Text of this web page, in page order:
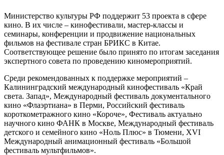
Министерство культуры РФ поддержит 53 проекта в сфере
кино. В их числе – кинофестивали, мастер-классы и
семинары, конференции и продвижение национальных
фильмов на фестивале стран БРИКС в Китае.
Соответствующее решение было принято по итогам заседания
экспертного совета по проведению киномероприятий.
Среди рекомендованных к поддержке мероприятий –
Калининградский международный кинофестиваль «Край
света. Запад», Международный фестиваль документального
кино «Флаэртиана» в Перми, Российский фестиваль
короткометражного кино «Короче», Фестиваль актуально
научного кино ФАНК в Москве, Международный фестиваль
детского и семейного кино «Ноль Плюс» в Тюмени, XVI
Международный анимационный фестиваль «Большой
фестиваль мультфильмов».